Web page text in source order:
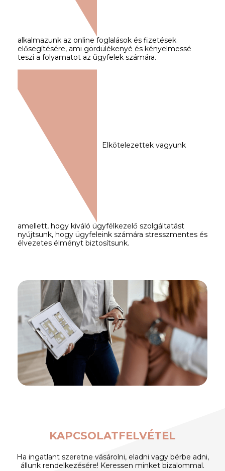
alkalmazunk az online foglalások és fizetések
elősegítésére, ami gördülékenyé és kényelmessé
teszi a folyamatot az ügyfelek számára.
Elkötelezettek vagyunk
amellett, hogy kiváló ügyfélkezelő szolgáltatást
nyújtsunk, hogy ügyfeleink számára stresszmentes és
élvezetes élményt biztosítsunk.
KAPCSOLATFELVÉTEL
Ha ingatlant szeretne vásárolni, eladni vagy bérbe adni,
állunk rendelkezésére! Keressen minket bizalommal.